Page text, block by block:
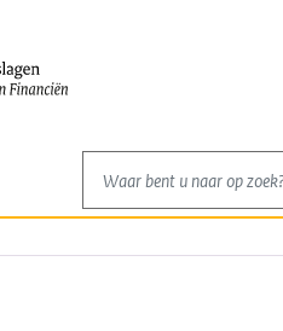
Waar bent u naar op